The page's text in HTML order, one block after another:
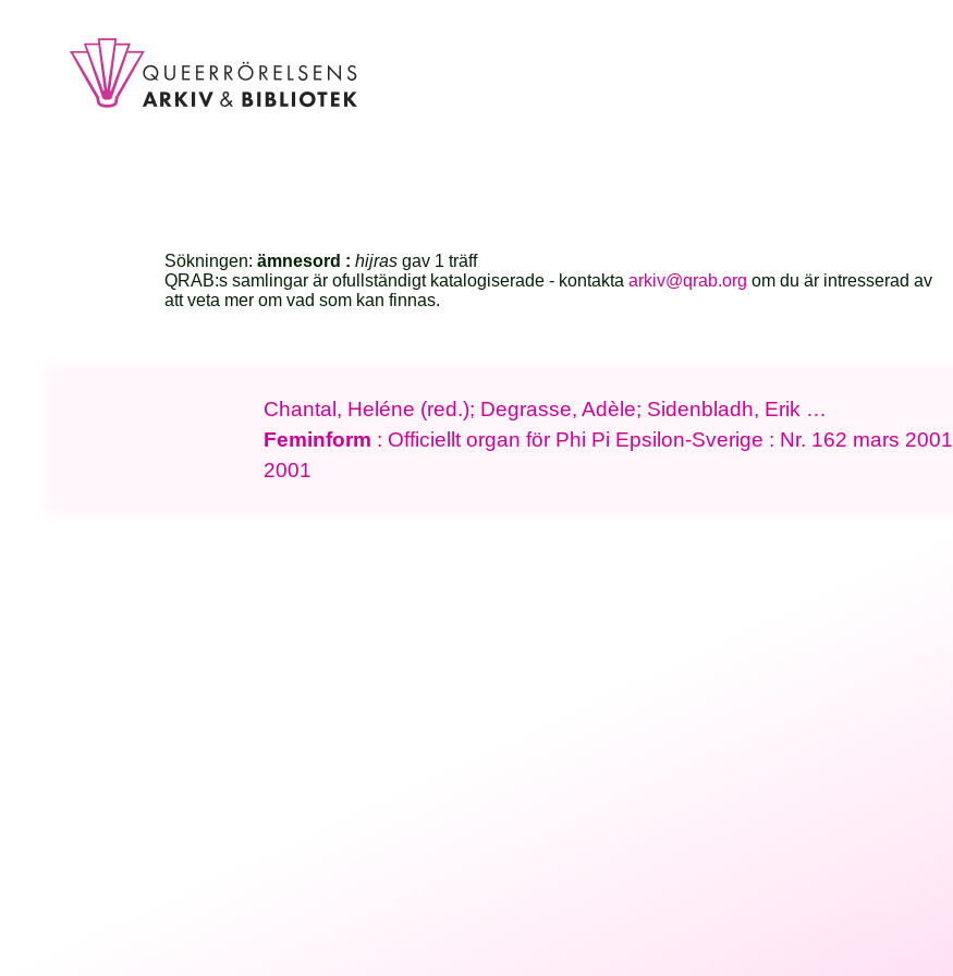
Sökningen:ämnesord :hijras gav 1 träff
QRAB:s samlingar är ofullständigt katalogiserade - kontaktaarkiv@qrab.org om du är intresserad av
att veta mer om vad som kan finnas.
Chantal, Heléne (red.); Degrasse, Adèle; Sidenbladh, Erik …
Feminform : Officiellt organ för Phi Pi Epsilon-Sverige : Nr. 162 mars 2001
2001